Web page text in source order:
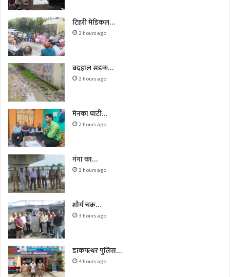
टिहरी मेडिकल…
2 hours ago
बदहाल सड़क…
2 hours ago
मेनका घाटी…
2 hours ago
गंगा का…
2 hours ago
शौर्य चक्र…
3 hours ago
डाकपत्थर पुलिस…
4 hours ago